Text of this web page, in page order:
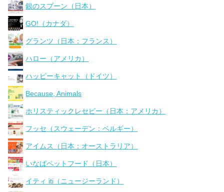
銀のスプーン（日本）
GO!（カナダ）
グランツ（日本：フランス）
ハロー（アメリカ）
ハッピーキャット（ドイツ）
Because, Animals
ホリスティックレセピー（日本：アメリカ）
フッセ（スウェーデン：ベルギー）
アイムス（日本：オーストラリア）
いなばペットフード（日本）
イティ iti（ニュージーランド）